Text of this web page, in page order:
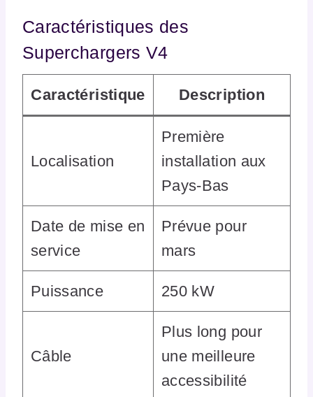
Caractéristiques des
Superchargers V4
Caractéristique Description
Localisation
Première
installation aux
Pays-Bas
Date de mise en
service
Prévue pour
mars
Puissance 250 kW
Câble
Plus long pour
une meilleure
accessibilité